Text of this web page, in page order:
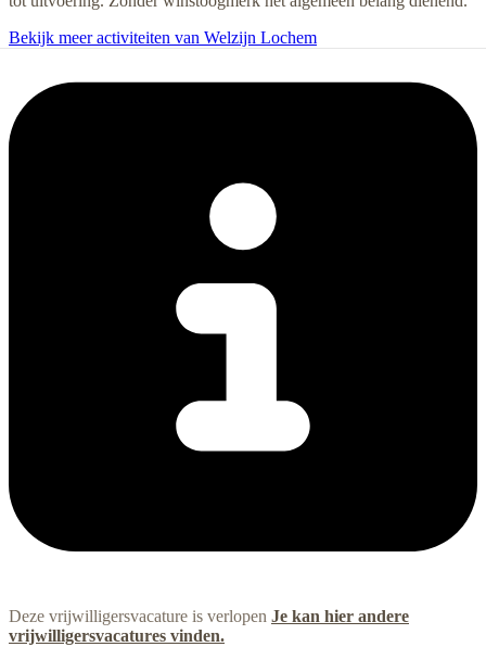
Bekijk meer activiteiten van Welzijn Lochem
Deze vrijwilligersvacature is verlopen Je kan hier andere
vrijwilligersvacatures vinden.